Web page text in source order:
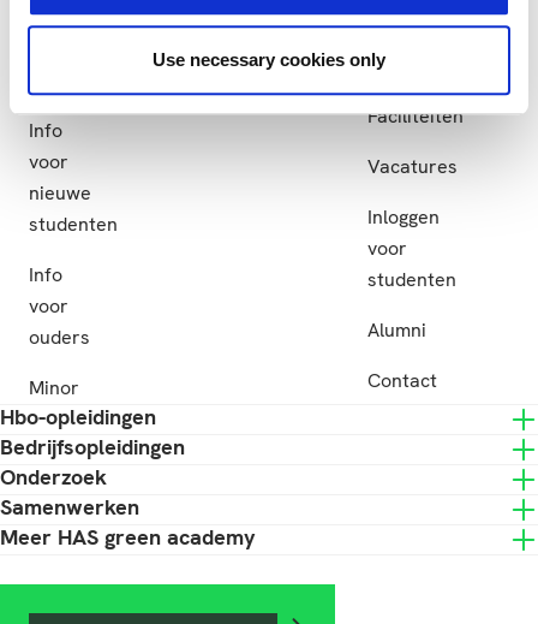
Use necessary cookies only
aan
Info
voor
nieuwe
studenten
Info
voor
ouders
Minor
Slim-
Subsidie
Nieuws
Evenementen
Faciliteiten
Vacatures
Inloggen
voor
studenten
Alumni
Contact
Hbo-opleidingen
Bedrijfsopleidingen
Onderzoek
Samenwerken
Meer HAS green academy